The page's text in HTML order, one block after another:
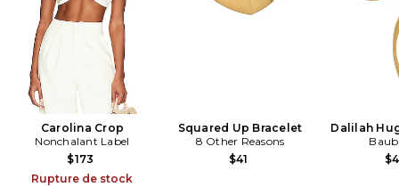
Carolina Crop
Nonchalant Label
$173
Rupture de stock
Squared Up Bracelet
8 Other Reasons
$41
Dalilah